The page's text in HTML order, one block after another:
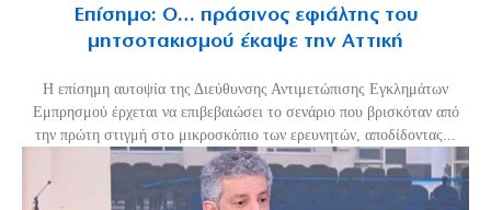
Επίσημο: Ο… πράσινος εφιάλτης του
μητσοτακισμού έκαψε την Αττική
Η επίσημη αυτοψία της Διεύθυνσης Αντιμετώπισης Εγκλημάτων
Εμπρησμού έρχεται να επιβεβαιώσει το σενάριο που βρισκόταν από
την πρώτη στιγμή στο μικροσκόπιο των ερευνητών, αποδίδοντας...